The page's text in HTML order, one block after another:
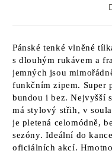
Pánské tenké vlněné
s dlouhým rukávem a
jemných jsou
funkčním zipem. Super
bundou i bez. Nejvyšší
má stylový střih, v
je pletená celomódně,
sezóny. Ideální do
oficiálních akcí.